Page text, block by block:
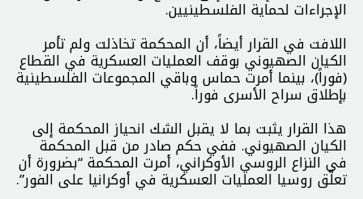
الإجراءات لحماية الفلسطينيين.
اللافت في القرار أيضاً، أن المحكمة تخاذلت ولم تأمر
الكيان الصهيوني بوقف العمليات العسكرية في القطاع
(فوراً)، بينما أمرت حماس وباقي المجموعات الفلسطينية
بإطلاق سراح الأسرى فوراً.
هذا القرار يثبت بما لا يقبل الشك انحياز المحكمة إلى
الكيان الصهيوني. ففي حكم صادر من قبل المحكمة
في النزاع الروسي الأوكراني، أمرت المحكمة “بضرورة أن
تعلّق روسيا العمليات العسكرية في أوكرانيا على الفور”.